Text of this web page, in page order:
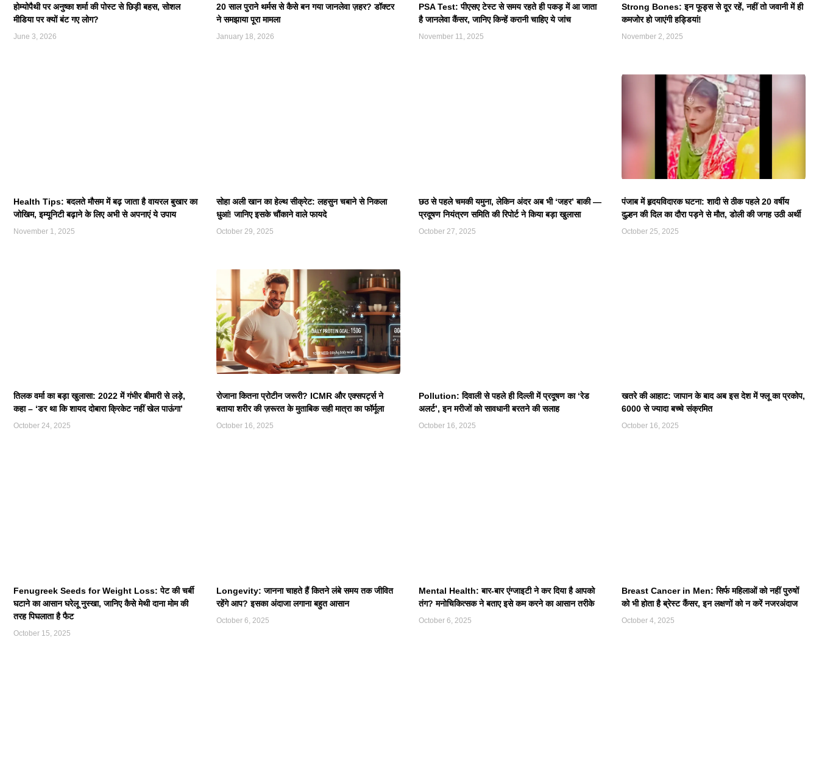
होम्योपैथी पर अनुष्का शर्मा की पोस्ट से छिड़ी बहस, सोशल
मीडिया पर क्यों बंट गए लोग?
June 3, 2026
20 साल पुराने थर्मस से कैसे बन गया जानलेवा ज़हर? डॉक्टर
ने समझाया पूरा मामला
January 18, 2026
PSA Test: पीएसए टेस्ट से समय रहते ही पकड़ में आ जाता
है जानलेवा कैंसर, जानिए किन्हें करानी चाहिए ये जांच
November 11, 2025
Strong Bones: इन फूड्स से दूर रहें, नहीं तो जवानी में ही
कमजोर हो जाएंगी हड्डियां!
November 2, 2025
Health Tips: बदलते मौसम में बढ़ जाता है वायरल बुखार का
जोखिम, इम्यूनिटी बढ़ाने के लिए अभी से अपनाएं ये उपाय
November 1, 2025
सोहा अली खान का हेल्थ सीक्रेट: लहसुन चबाने से निकला
धुआं! जानिए इसके चौंकाने वाले फायदे
October 29, 2025
छठ से पहले चमकी यमुना, लेकिन अंदर अब भी ‘जहर’ बाकी —
प्रदूषण नियंत्रण समिति की रिपोर्ट ने किया बड़ा खुलासा
October 27, 2025
पंजाब में हृदयविदारक घटना: शादी से ठीक पहले 20 वर्षीय
दुल्हन की दिल का दौरा पड़ने से मौत, डोली की जगह उठी अर्थी
October 25, 2025
तिलक वर्मा का बड़ा खुलासा: 2022 में गंभीर बीमारी से लड़े,
कहा – ‘डर था कि शायद दोबारा क्रिकेट नहीं खेल पाऊंगा’
October 24, 2025
रोजाना कितना प्रोटीन जरूरी? ICMR और एक्सपर्ट्स ने
बताया शरीर की ज़रूरत के मुताबिक सही मात्रा का फॉर्मूला
October 16, 2025
Pollution: दिवाली से पहले ही दिल्ली में प्रदूषण का ‘रेड
अलर्ट’, इन मरीजों को सावधानी बरतने की सलाह
October 16, 2025
खतरे की आहाट: जापान के बाद अब इस देश में फ्लू का प्रकोप,
6000 से ज्यादा बच्चे संक्रमित
October 16, 2025
Fenugreek Seeds for Weight Loss: पेट की चर्बी
घटाने का आसान घरेलू नुस्खा, जानिए कैसे मेथी दाना मोम की
तरह पिघलाता है फैट
October 15, 2025
Longevity: जानना चाहते हैं कितने लंबे समय तक जीवित
रहेंगे आप? इसका अंदाजा लगाना बहुत आसान
October 6, 2025
Mental Health: बार-बार एंग्जाइटी ने कर दिया है आपको
तंग? मनोचिकित्सक ने बताए इसे कम करने का आसान तरीके
October 6, 2025
Breast Cancer in Men: सिर्फ महिलाओं को नहीं पुरुषों
को भी होता है ब्रेस्ट कैंसर, इन लक्षणों को न करें नजरअंदाज
October 4, 2025